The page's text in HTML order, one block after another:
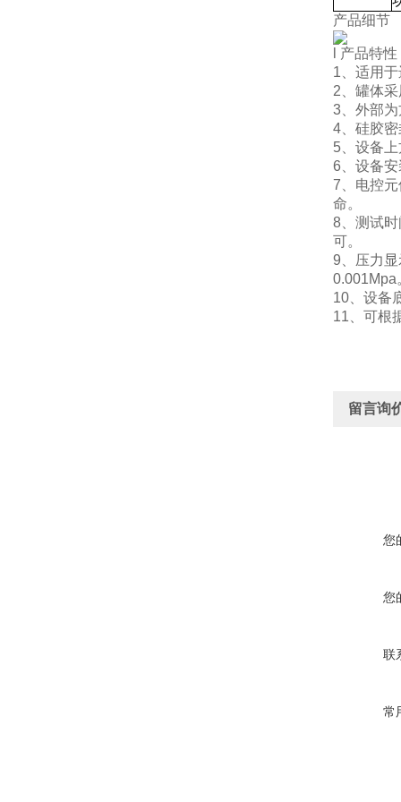
产品细节
l 产品特性
1、适用
2、罐体
3、外部
4、硅胶
5、设备
6、设备
7、电控
命。
8、测试
可。
9、压力
0.001Mpa
10、设备
11、可根
留言询
您
您
联
常